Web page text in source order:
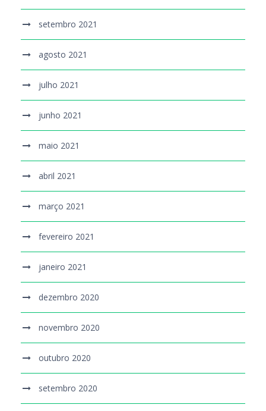
setembro 2021
agosto 2021
julho 2021
junho 2021
maio 2021
abril 2021
março 2021
fevereiro 2021
janeiro 2021
dezembro 2020
novembro 2020
outubro 2020
setembro 2020